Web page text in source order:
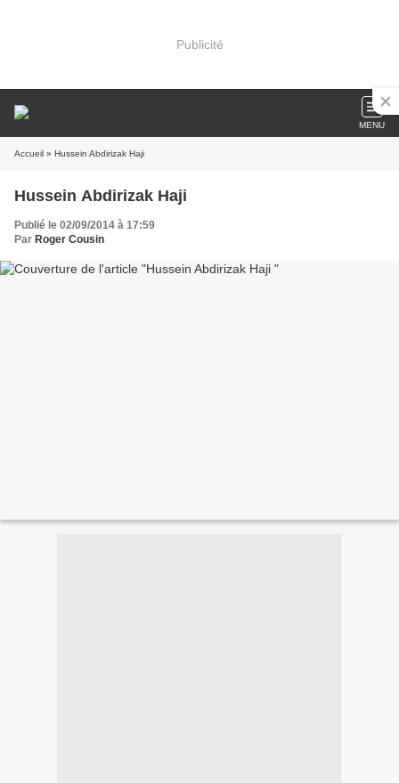
Publicité
MENU
Accueil » Hussein Abdirizak Haji
Hussein Abdirizak Haji
Publié le 02/09/2014 à 17:59
Par Roger Cousin